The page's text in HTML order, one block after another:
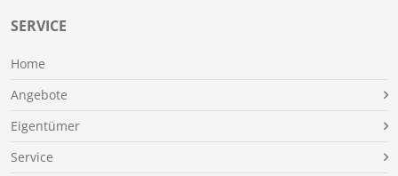
SERVICE
Home
Angebote
Eigentümer
Service